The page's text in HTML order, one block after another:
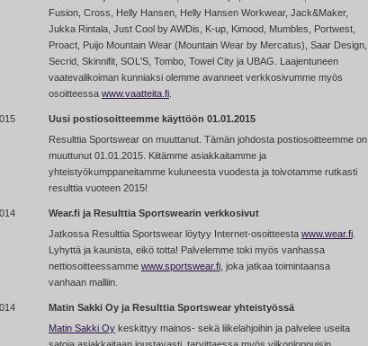
Fusion, Cross, Helly Hansen, Helly Hansen Workwear, Jack&Maker,
Jukka Rintala, Just Cool by AWDis, K-up, Kimood, Mumbles, Portwest,
Proact, Puijo Mountain Wear (Mountain Wear by Mercatus), Saar Design,
Secrid, Skinnifit, SOL'S, Tombo, Towel City ja UBAG. Laajentuneen
vaatevalikoiman kunniaksi olemme avanneet verkkosivumme myös
osoitteessa www.vaatteita.fi.
Uusi postiosoitteemme käyttöön 01.01.2015
Resulttia Sportswear on muuttanut. Tämän johdosta postiosoitteemme on
muuttunut 01.01.2015. Kiitämme asiakkaitamme ja
yhteistyökumppaneitamme kuluneesta vuodesta ja toivotamme rutkasti
resulttia vuoteen 2015!
Wear.fi ja Resulttia Sportswearin verkkosivut
Jatkossa Resulttia Sportswear löytyy Internet-osoitteesta www.wear.fi.
Lyhyttä ja kaunista, eikö totta! Palvelemme toki myös vanhassa
nettiosoitteessamme www.sportswear.fi, joka jatkaa toimintaansa
vanhaan malliin.
Matin Sakki Oy ja Resulttia Sportswear yhteistyössä
Matin Sakki Oykeskittyy mainos- sekä liikelahjoihin ja palvelee useita